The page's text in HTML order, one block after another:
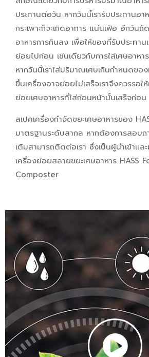
ประทานต่อวัน หากวันนี้เรารับประทานอา
กระเพาะก็จะเกิดอาการ แน่นเฟ้อ อีกวัน
อาหารการกินลง เพื่อให้ของที่รับประทาน
ย่อยไปก่อน เช่นเดียวกับการใส่เศษอาหา
หากวันนี้เราใส่ปริมาณเศษเกินกำหนดขอ
ขึ้นเครื่องอาจย่อยไม่เสร็จเราจึงควรรอใ
ย่อยเศษอาหารที่ใส่ก่อนหน้านั้นเสร็จก่อน
สเปคเครื่องกำจัดขยะเศษอาหารของ
มาตรฐานระดับสากล หากต้องการสอบ
เติมสามารถติดต่อเรา ซึ่งเป็นผู้นำเข้าแล
เครื่องย่อยสลายขยะเศษอาหาร HASS
Composter